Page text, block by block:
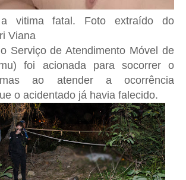
vitima fatal. Foto extraído do
Viana
Serviço de Atendimento Móvel de
foi acionada para socorrer o
mas ao atender a ocorrência
o acidentado já havia falecido.